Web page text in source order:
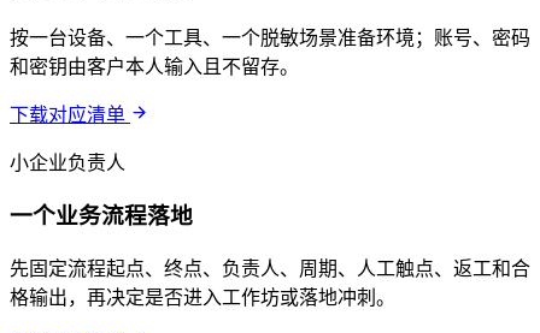
按一台设备、一个工具、一个脱敏场景准备环境；账号、密码
和密钥由客户本人输入且不留存。
下载对应清单
小企业负责人
一个业务流程落地
先固定流程起点、终点、负责人、周期、人工触点、返工和合
格输出，再决定是否进入工作坊或落地冲刺。